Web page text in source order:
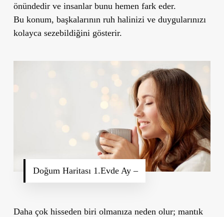
önündedir ve insanlar bunu hemen fark eder.
Bu konum, başkalarının ruh halinizi ve duygularınızı
kolayca sezebildiğini gösterir.
Doğum Haritası 1.Evde Ay –
Daha çok hisseden biri olmanıza neden olur; mantık